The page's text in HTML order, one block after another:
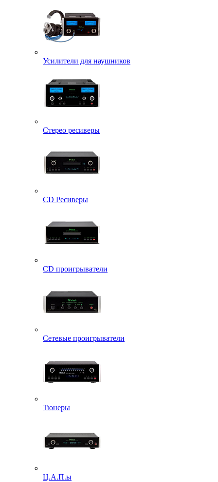
Усилители для наушников
Стерео ресиверы
CD Ресиверы
CD проигрыватели
Сетевые проигрыватели
Тюнеры
Ц.А.П.ы